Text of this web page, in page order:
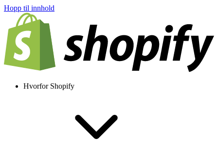
Hopp til innhold
Hvorfor Shopify